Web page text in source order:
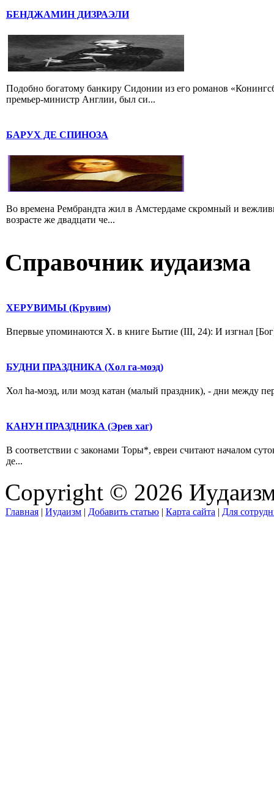
БЕНДЖАМИН ДИЗРАЭЛИ
Подобно богатому банкиру Сидонии из его романов
премьер-министр Англии, был си...
БАРУХ ДЕ СПИНОЗА
Во времена Рембрандта жил в Амстердаме скромный и
возрасте же двадцати че...
Справочник иудаизма
ХЕРУВИМЫ (Крувим)
Впервые упоминаются X. в книге Бытие (III, 24): И изгнал
БУДНИ ПРАЗДНИКА (Хол гa-моэд)
Хол hа-моэд, или моэд катан (малый праздник), - дни между
КАНУН ПРАЗДНИКА (Эрев хаг)
В соответствии с законами Торы*, евреи считают началом
де...
Copyright © 2026
Главная | Иудаизм | Добавить статью | Карта сайта | Для